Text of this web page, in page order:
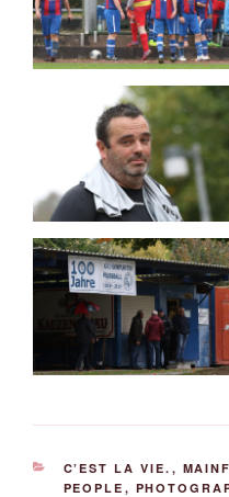
KATEGORIEN
C’EST LA VIE. ,
PEOPLE ,